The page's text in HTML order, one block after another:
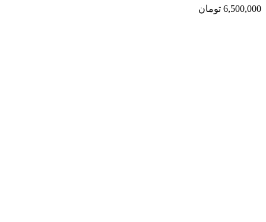
6,500,000 تومان